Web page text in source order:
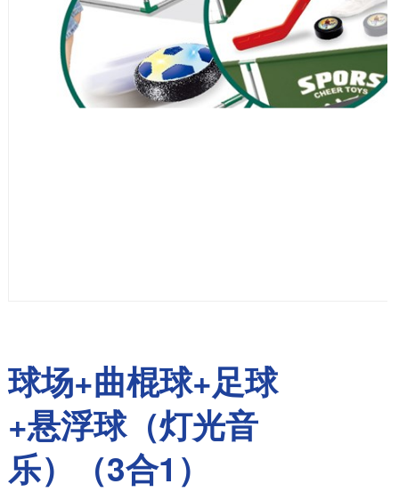
球场+曲棍球+足球
+悬浮球（灯光音
乐）（3合1）